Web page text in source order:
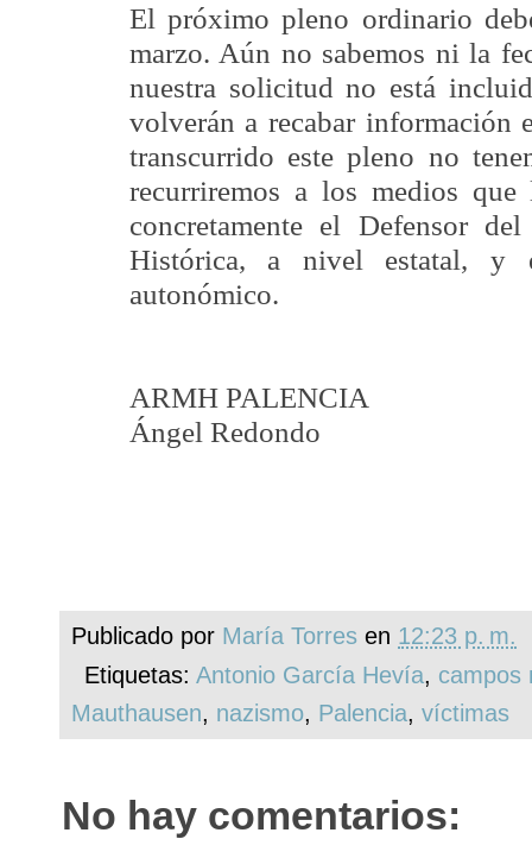
El próximo pleno ordinario
marzo. Aún no sabemos ni la
nuestra solicitud no está
volverán a recabar información
transcurrido este pleno no
recurriremos a los medios
concretamente el Defensor
Histórica, a nivel estatal, y
autonómico.
ARMH PALENCIA
Ángel Redondo
Publicado por María Torres en 12:23 p. m.
Etiquetas: Antonio García Hevía, campos
Mauthausen, nazismo, Palencia, víctimas
No hay comentarios: